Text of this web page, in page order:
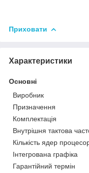
Приховати
Характеристики
Основні
Виробник
Призначення
Комплектація
Внутрішня тактова
Кількість ядер
Інтегрована графіка
Гарантійний термін